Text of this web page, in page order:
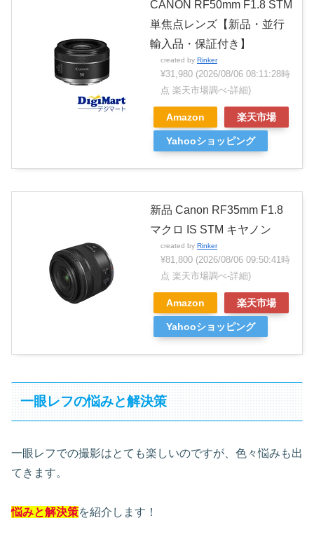
CANON RF50mm F1.8 STM
単焦点レンズ【新品・並行
輸入品・保証付き】
created by Rinker
¥31,980 (2026/08/06 08:11:28時
点 楽天市場調べ-詳細)
Amazon 楽天市場
Yahooショッピング
新品 Canon RF35mm F1.8
マクロ IS STM キヤノン
created by Rinker
¥81,800 (2026/08/06 09:50:41時
点 楽天市場調べ-詳細)
Amazon 楽天市場
Yahooショッピング
一眼レフの悩みと解決策
一眼レフでの撮影はとても楽しいのですが、色々悩みも出
てきます。
悩みと解決策を紹介します！